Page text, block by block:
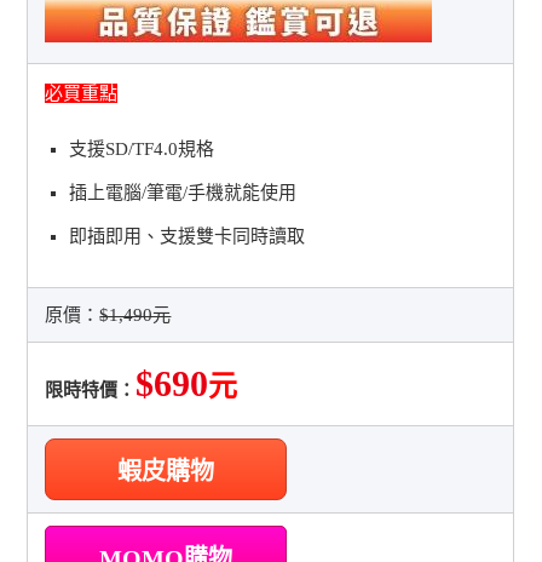
必買重點
支援SD/TF4.0規格
插上電腦/筆電/手機就能使用
即插即用、支援雙卡同時讀取
原價：$1,490元
限時特價： $690元
蝦皮購物